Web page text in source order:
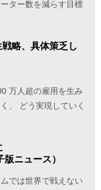
ター数を減らす目標
略、具体策乏し
万人超の雇用を生み
、 どう実現していく
ニュース）
では世界で戦えない